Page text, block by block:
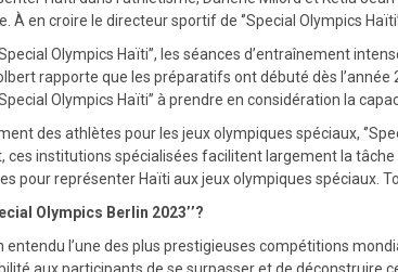
À en croire le directeur sportif de ‘’Special Olympics
Olympics Haïti’’, les séances d’entraînement
rapporte que les préparatifs ont débuté dès
Olympics Haïti’’ à prendre en considération la
des athlètes pour les jeux olympiques spéciaux,
institutions spécialisées facilitent largement la tâche à
pour représenter Haïti aux jeux olympiques spéciaux.
Olympics Berlin 2023’’?
entendu l’une des plus prestigieuses compétitions
aux participants de se surpasser et de